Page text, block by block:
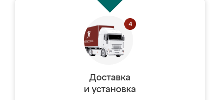
Доставка
и установка